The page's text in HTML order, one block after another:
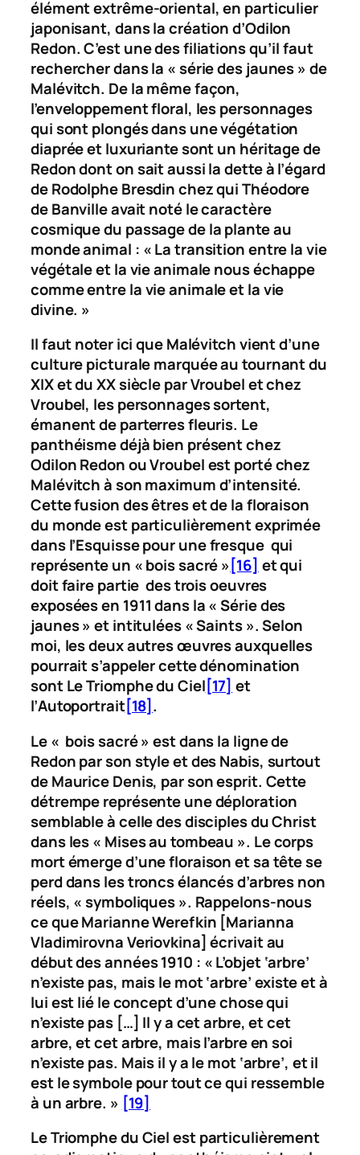
élément extrême-oriental, en particulier
japonisant, dans la création d’Odilon
Redon. C’est une des filiations qu’il faut
rechercher dans la « série des jaunes » de
Malévitch. De la même façon,
l’enveloppement floral, les personnages
qui sont plongés dans une végétation
diaprée et luxuriante sont un héritage de
Redon dont on sait aussi la dette à l’égard
de Rodolphe Bresdin chez qui Théodore
de Banville avait noté le caractère
cosmique du passage de la plante au
monde animal : « La transition entre la vie
végétale et la vie animale nous échappe
comme entre la vie animale et la vie
divine. »
Il faut noter ici que Malévitch vient d’une
culture picturale marquée au tournant du
XIX et du XX siècle par Vroubel et chez
Vroubel, les personnages sortent,
émanent de parterres fleuris. Le
panthéisme déjà bien présent chez
Odilon Redon ou Vroubel est porté chez
Malévitch à son maximum d’intensité.
Cette fusion des êtres et de la floraison
du monde est particulièrement exprimée
dans l’Esquisse pour une fresque qui
représente un « bois sacré » [16] et qui
doit faire partie des trois oeuvres
exposées en 1911 dans la « Série des
jaunes » et intitulées « Saints ». Selon
moi, les deux autres œuvres auxquelles
pourrait s’appeler cette dénomination
sontLe Triomphe du Ciel[17] et
l’Autoportrait[18].
Le « bois sacré» est dans la ligne de
Redon par son style et des Nabis, surtout
de Maurice Denis, par son esprit. Cette
détrempe représente une déploration
semblable à celle des disciples du Christ
dans les « Mises au tombeau ». Le corps
mort émerge d’une floraison et sa tête se
perd dans les troncs élancés d’arbres non
réels, « symboliques ». Rappelons-nous
ce que Marianne Werefkin [Marianna
Vladimirovna Veriovkina] écrivait au
début des années 1910 : « L’objet ‘arbre’
n’existe pas, mais le mot ‘arbre’ existe et à
lui est lié le concept d’une chose qui
n’existe pas […] Il y a cet arbre, et cet
arbre, et cet arbre, mais l’arbre en soi
n’existe pas. Mais il y a le mot ‘arbre’, et il
est le symbole pour tout ce qui ressemble
à un arbre. » [19]
Le Triomphe du Cielest particulièrement